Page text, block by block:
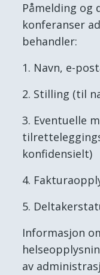
Påmelding og
konferanser
behandler:
Navn, e-
Stilling (til
Eventuelle
konfidensielt)
Informasjon
av